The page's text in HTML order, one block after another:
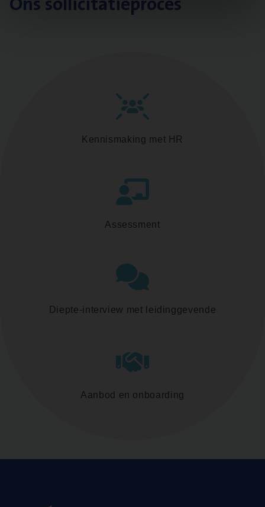
Kennismaking met HR
Assessment
Diepte-interview met leidinggevende
Aanbod en onboarding